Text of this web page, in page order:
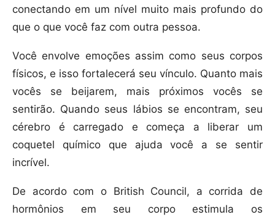
conectando em um nível muito mais profundo do
que o que você faz com outra pessoa.
Você envolve emoções assim como seus corpos
físicos, e isso fortalecerá seu vínculo. Quanto mais
vocês se beijarem, mais próximos vocês se
sentirão. Quando seus lábios se encontram, seu
cérebro é carregado e começa a liberar um
coquetel químico que ajuda você a se sentir
incrível.
De acordo com o British Council, a corrida de
hormônios em seu corpo estimula os